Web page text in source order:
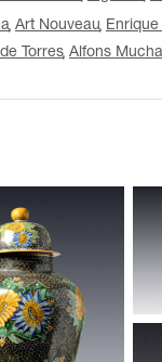
Art Nouveau
Torres Alfons Mucha